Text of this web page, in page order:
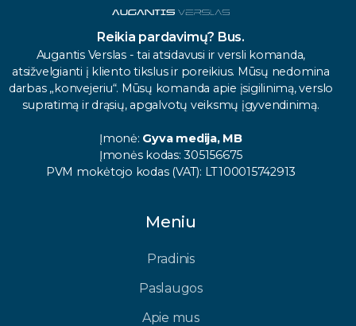
Reikia pardavimų? Bus.
Augantis Verslas - tai atsidavusi ir versli komanda,
atsižvelgianti į kliento tikslus ir poreikius. Mūsų nedomina
darbas „konvejeriu“. Mūsų komanda apie įsigilinimą, verslo
supratimą ir drąsių, apgalvotų veiksmų įgyvendinimą.
Įmonė: Gyva medija, MB
Įmonės kodas: 305156675
PVM mokėtojo kodas (VAT): LT100015742913
Meniu
Pradinis
Paslaugos
Apie mus